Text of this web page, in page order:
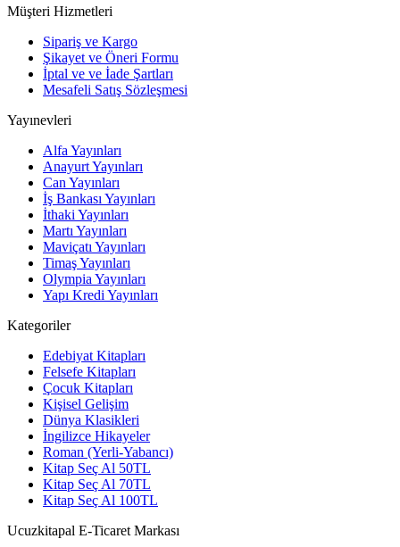
Müşteri Hizmetleri
Sipariş ve Kargo
Şikayet ve Öneri Formu
İptal ve ve İade Şartları
Mesafeli Satış Sözleşmesi
Yayınevleri
Alfa Yayınları
Anayurt Yayınları
Can Yayınları
İş Bankası Yayınları
İthaki Yayınları
Martı Yayınları
Maviçatı Yayınları
Timaş Yayınları
Olympia Yayınları
Yapı Kredi Yayınları
Kategoriler
Edebiyat Kitapları
Felsefe Kitapları
Çocuk Kitapları
Kişisel Gelişim
Dünya Klasikleri
İngilizce Hikayeler
Roman (Yerli-Yabancı)
Kitap Seç Al 50TL
Kitap Seç Al 70TL
Kitap Seç Al 100TL
Ucuzkitapal E-Ticaret Markası